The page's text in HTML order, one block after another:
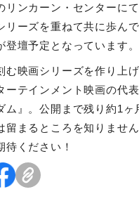
リンカーン・センターに
リーズを重ねて共に歩ん
登壇予定となっています。
む映画シリーズを作り上
ーテインメント映画の代
ム』。公開まで残り約1 ヶ
留まるところを知りませ
待ください！